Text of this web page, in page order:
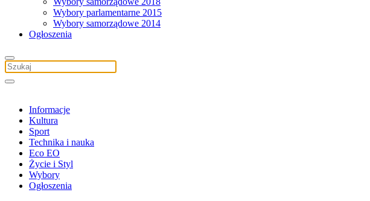
Wybory parlamentarne 2015
Wybory samorządowe 2014
Ogłoszenia
Informacje
Kultura
Sport
Technika i nauka
Eco EO
Życie i Styl
Wybory
Ogłoszenia